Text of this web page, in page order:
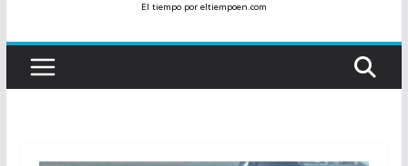
El tiempopor eltiempoen.com